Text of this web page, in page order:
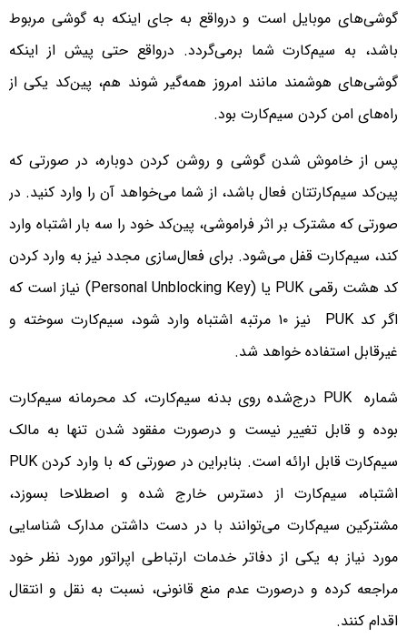
گوشی‌های موبایل است و درواقع به جای اینکه به گوشی مربوط
باشد، به سیم‌کارت شما برمی‌گردد. درواقع حتی پیش از اینکه
گوشی‌های هوشمند مانند امروز همه‌گیر شوند هم، پین‌کد یکی از
راه‌های امن کردن سیم‌کارت بود.
پس از خاموش شدن گوشی و روشن کردن دوباره، در صورتی که
پین‌کد سیم‌کارتتان فعال باشد، از شما می‌خواهد آن را وارد کنید. در
صورتی که مشترک بر اثر فراموشی، پین‌کد خود را سه بار اشتباه وارد
کند، سیم‌کارت قفل می‌شود. برای فعال‌سازی مجدد نیز به وارد کردن
کد هشت رقمی PUK یا (Personal Unblocking Key) نیاز است که
اگر کد PUK نیز ۱۰ مرتبه اشتباه وارد شود، سیم‌کارت سوخته و
غیرقابل‌ استفاده خواهد شد.
شماره PUK درج‌شده روی بدنه سیم‌کارت، کد محرمانه سیم‌کارت
بوده و قابل تغییر نیست و درصورت مفقود شدن تنها به مالک
سیم‌کارت قابل ارائه است. بنابراین در صورتی که با وارد کردن PUK
اشتباه، سیم‌کارت از دسترس خارج شده و اصطلاحا بسوزد،
مشترکین سیم‌کارت می‌توانند با در دست داشتن مدارک شناسایی
مورد نیاز به یکی از دفاتر خدمات ارتباطی اپراتور مورد نظر خود
مراجعه کرده و درصورت عدم منع قانونی، نسبت به نقل و انتقال
اقدام کنند.